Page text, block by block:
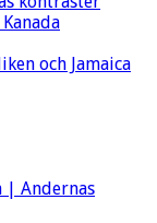
och Jamaica
| Andernas